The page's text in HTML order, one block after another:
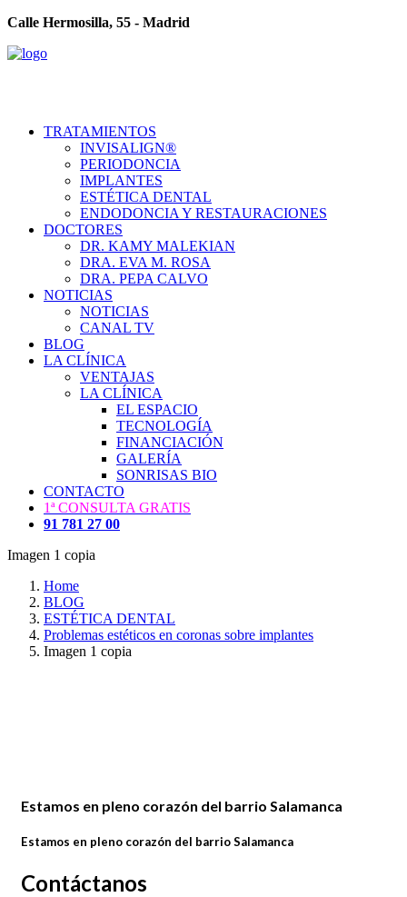
Calle Hermosilla, 55 - Madrid
TRATAMIENTOS
INVISALIGN®
PERIODONCIA
IMPLANTES
ESTÉTICA DENTAL
ENDODONCIA Y RESTAURACIONES
DOCTORES
DR. KAMY MALEKIAN
DRA. EVA M. ROSA
DRA. PEPA CALVO
NOTICIAS
NOTICIAS
CANAL TV
BLOG
LA CLÍNICA
VENTAJAS
LA CLÍNICA
EL ESPACIO
TECNOLOGÍA
FINANCIACIÓN
GALERÍA
SONRISAS BIO
CONTACTO
1ª CONSULTA GRATIS
91 781 27 00
Imagen 1 copia
Home
BLOG
ESTÉTICA DENTAL
Problemas estéticos en coronas sobre implantes
Imagen 1 copia
Estamos en pleno corazón del barrio Salamanca
Estamos en pleno corazón del barrio Salamanca
Contáctanos